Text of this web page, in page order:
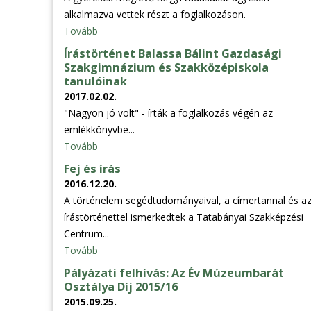
alkalmazva vettek részt a foglalkozáson.
Tovább
Írástörténet Balassa Bálint Gazdasági
Szakgimnázium és Szakközépiskola
tanulóinak
2017.02.02.
"Nagyon jó volt" - írták a foglalkozás végén az
emlékkönyvbe...
Tovább
Fej és írás
2016.12.20.
A történelem segédtudományaival, a címertannal és az
írástörténettel ismerkedtek a Tatabányai Szakképzési
Centrum...
Tovább
Pályázati felhívás: Az Év Múzeumbarát
Osztálya Díj 2015/16
2015.09.25.